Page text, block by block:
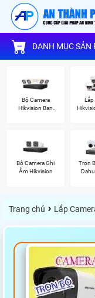
DANH MỤC SẢN
Bộ Camera
Hikvision Ban
Lắp
Bộ Camera Ghi
Âm Hikvision
Trọn
Trang chủ › Lắp